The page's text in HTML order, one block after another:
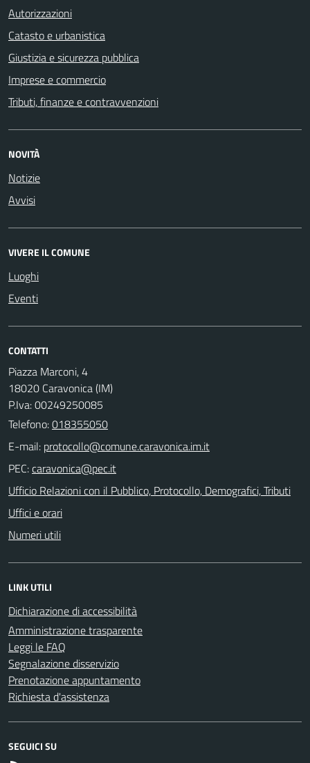
Autorizzazioni
Catasto e urbanistica
Giustizia e sicurezza pubblica
Imprese e commercio
Tributi, finanze e contravvenzioni
NOVITÀ
Notizie
Avvisi
VIVERE IL COMUNE
Luoghi
Eventi
CONTATTI
Piazza Marconi, 4
18020 Caravonica (IM)
P.Iva: 00249250085
Telefono:018355050
E-mail:
PEC:
Ufficio Relazioni con il Pubblico, Protocollo, Demografici, Tributi
Uffici e orari
Numeri utili
LINK UTILI
Dichiarazione di accessibilità
Amministrazione trasparente
Leggi le FAQ
Segnalazione disservizio
Prenotazione appuntamento
Richiesta d'assistenza
SEGUICI SU